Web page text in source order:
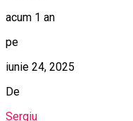
acum 1 an
pe
iunie 24, 2025
De
Sergiu